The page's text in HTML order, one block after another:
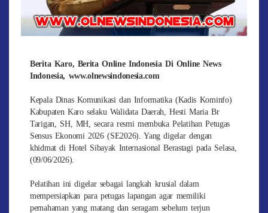
Berita Karo, Berita Online Indonesia Di Online News
Indonesia, www.olnewsindonesia.com
Kepala Dinas Komunikasi dan Informatika (Kadis Kominfo)
Kabupaten Karo selaku Walidata Daerah, Hesti Maria Br
Tarigan, SH, MH, secara resmi membuka Pelatihan Petugas
Sensus Ekonomi 2026 (SE2026). Yang digelar dengan
khidmat di Hotel Sibayak Internasional Berastagi pada Selasa,
(09/06/2026).
​Pelatihan ini digelar sebagai langkah krusial dalam
mempersiapkan para petugas lapangan agar memiliki
pemahaman yang matang dan seragam sebelum terjun